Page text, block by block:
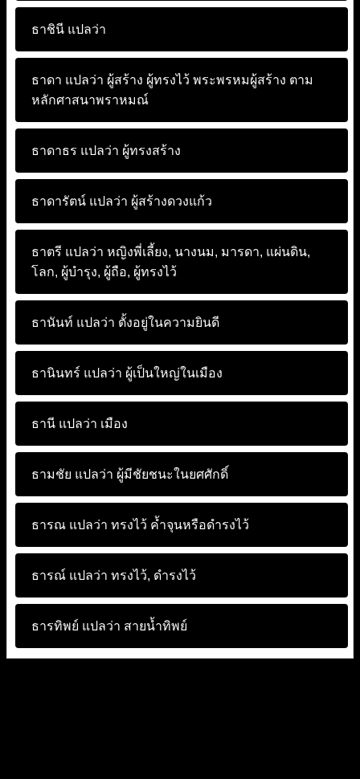
ธาชินี แปลว่า
ธาดา แปลว่า ผู้สร้าง ผู้ทรงไว้ พระพรหมผู้สร้าง ตาม
หลักศาสนาพราหมณ์
ธาดาธร แปลว่า ผู้ทรงสร้าง
ธาดารัตน์ แปลว่า ผู้สร้างดวงแก้ว
ธาตรี แปลว่า หญิงพี่เลี้ยง, นางนม, มารดา, แผ่นดิน,
โลก, ผู้บำรุง, ผู้ถือ, ผู้ทรงไว้
ธานันท์ แปลว่า ตั้งอยู่ในความยินดี
ธานินทร์ แปลว่า ผู้เป็นใหญ่ในเมือง
ธานี แปลว่า เมือง
ธามชัย แปลว่า ผู้มีชัยชนะในยศศักดิ์
ธารณ แปลว่า ทรงไว้ ค้ำจุนหรือดำรงไว้
ธารณ์ แปลว่า ทรงไว้, ดำรงไว้
ธารทิพย์ แปลว่า สายน้ำทิพย์